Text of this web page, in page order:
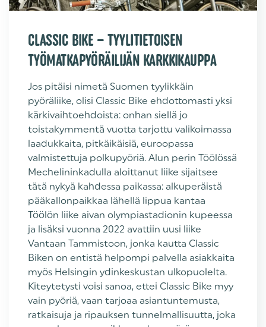
CLASSIC BIKE – TYYLITIETOISEN
TYÖMATKAPYÖRÄILIJÄN KARKKIKAUPPA
Jos pitäisi nimetä Suomen tyylikkäin
pyöräliike, olisi Classic Bike ehdottomasti yksi
kärkivaihtoehdoista: onhan siellä jo
toistakymmentä vuotta tarjottu valikoimassa
laadukkaita, pitkäikäisiä, euroopassa
valmistettuja polkupyöriä. Alun perin Töölössä
Mechelininkadulla aloittanut liike sijaitsee
tätä nykyä kahdessa paikassa: alkuperäistä
pääkallonpaikkaa lähellä lippua kantaa
Töölön liike aivan olympiastadionin kupeessa
ja lisäksi vuonna 2022 avattiin uusi liike
Vantaan Tammistoon, jonka kautta Classic
Biken on entistä helpompi palvella asiakkaita
myös Helsingin ydinkeskustan ulkopuolelta.
Kiteytetysti voisi sanoa, ettei Classic Bike myy
vain pyöriä, vaan tarjoaa asiantuntemusta,
ratkaisuja ja ripauksen tunnelmallisuutta, joka